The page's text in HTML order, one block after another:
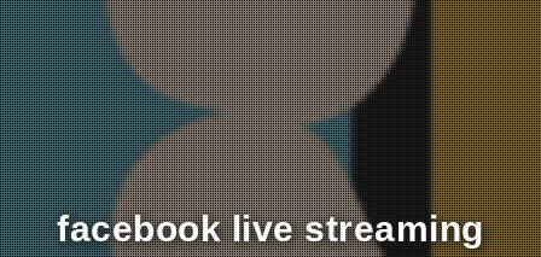
facebook live streaming